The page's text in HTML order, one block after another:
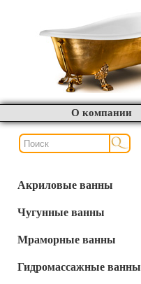
О компании
Акриловые ванны
Чугунные ванны
Мраморные ванны
Гидромассажные ванны